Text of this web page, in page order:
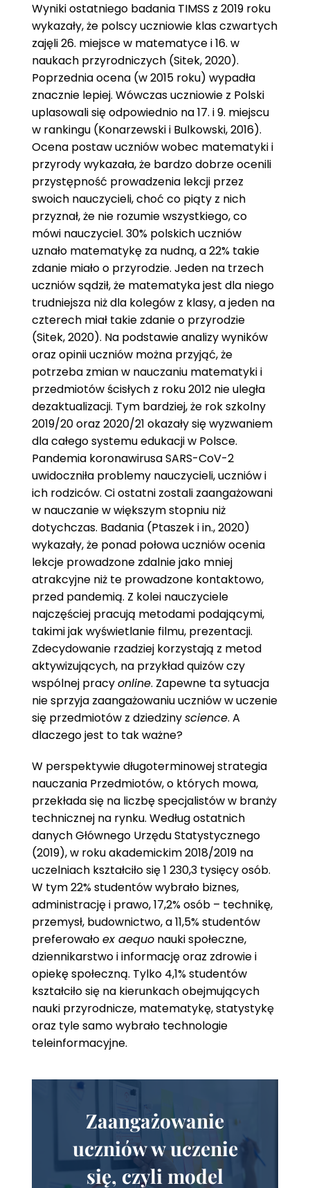
Wyniki ostatniego badania TIMSS z 2019 roku
wykazały, że polscy uczniowie klas czwartych
zajęli 26. miejsce w matematyce i 16. w
naukach przyrodniczych (Sitek, 2020).
Poprzednia ocena (w 2015 roku) wypadła
znacznie lepiej. Wówczas uczniowie z Polski
uplasowali się odpowiednio na 17. i 9. miejscu
w rankingu (Konarzewski i Bulkowski, 2016).
Ocena postaw uczniów wobec matematyki i
przyrody wykazała, że bardzo dobrze ocenili
przystępność prowadzenia lekcji przez
swoich nauczycieli, choć co piąty z nich
przyznał, że nie rozumie wszystkiego, co
mówi nauczyciel. 30% polskich uczniów
uznało matematykę za nudną, a 22% takie
zdanie miało o przyrodzie. Jeden na trzech
uczniów sądził, że matematyka jest dla niego
trudniejsza niż dla kolegów z klasy, a jeden na
czterech miał takie zdanie o przyrodzie
(Sitek, 2020). Na podstawie analizy wyników
oraz opinii uczniów można przyjąć, że
potrzeba zmian w nauczaniu matematyki i
przedmiotów ścisłych z roku 2012 nie uległa
dezaktualizacji. Tym bardziej, że rok szkolny
2019/20 oraz 2020/21 okazały się wyzwaniem
dla całego systemu edukacji w Polsce.
Pandemia koronawirusa SARS-CoV-2
uwidoczniła problemy nauczycieli, uczniów i
ich rodziców. Ci ostatni zostali zaangażowani
w nauczanie w większym stopniu niż
dotychczas. Badania (Ptaszek i in., 2020)
wykazały, że ponad połowa uczniów ocenia
lekcje prowadzone zdalnie jako mniej
atrakcyjne niż te prowadzone kontaktowo,
przed pandemią. Z kolei nauczyciele
najczęściej pracują metodami podającymi,
takimi jak wyświetlanie filmu, prezentacji.
Zdecydowanie rzadziej korzystają z metod
aktywizujących, na przykład quizów czy
wspólnej pracyonline. Zapewne ta sytuacja
nie sprzyja zaangażowaniu uczniów w uczenie
się przedmiotów z dziedzinyscience. A
dlaczego jest to tak ważne?
W perspektywie długoterminowej strategia
nauczania Przedmiotów, o których mowa,
przekłada się na liczbę specjalistów w branży
technicznej na rynku. Według ostatnich
danych Głównego Urzędu Statystycznego
(2019), w roku akademickim 2018/2019 na
uczelniach kształciło się 1 230,3 tysięcy osób.
W tym 22% studentów wybrało biznes,
administrację i prawo, 17,2% osób – technikę,
przemysł, budownictwo, a 11,5% studentów
preferowałoex aequonauki społeczne,
dziennikarstwo i informację oraz zdrowie i
opiekę społeczną. Tylko 4,1% studentów
kształciło się na kierunkach obejmujących
nauki przyrodnicze, matematykę, statystykę
oraz tyle samo wybrało technologie
teleinformacyjne.
Zaangażowanie
uczniów w uczenie
się, czyli model